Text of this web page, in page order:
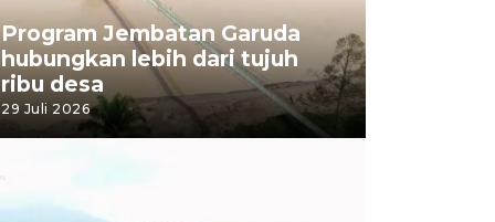
Program Jembatan Garuda
hubungkan lebih dari tujuh
ribu desa
29 Juli 2026